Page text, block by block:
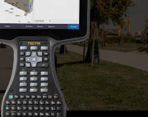
alternativa
definitiva